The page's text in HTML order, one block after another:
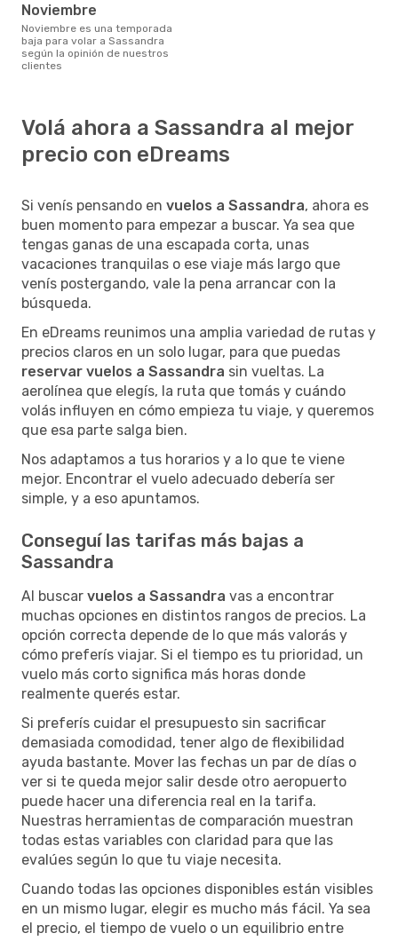
noviembre
noviembre es una temporada
baja para volar a Sassandra
según la opinión de nuestros
clientes
Volá ahora a Sassandra al mejor
precio con eDreams
Si venís pensando en vuelos a Sassandra, ahora es
buen momento para empezar a buscar. Ya sea que
tengas ganas de una escapada corta, unas
vacaciones tranquilas o ese viaje más largo que
venís postergando, vale la pena arrancar con la
búsqueda.
En eDreams reunimos una amplia variedad de rutas y
precios claros en un solo lugar, para que puedas
reservar vuelos a Sassandra sin vueltas. La
aerolínea que elegís, la ruta que tomás y cuándo
volás influyen en cómo empieza tu viaje, y queremos
que esa parte salga bien.
Nos adaptamos a tus horarios y a lo que te viene
mejor. Encontrar el vuelo adecuado debería ser
simple, y a eso apuntamos.
Conseguí las tarifas más bajas a
Sassandra
Al buscar vuelos a Sassandra vas a encontrar
muchas opciones en distintos rangos de precios. La
opción correcta depende de lo que más valorás y
cómo preferís viajar. Si el tiempo es tu prioridad, un
vuelo más corto significa más horas donde
realmente querés estar.
Si preferís cuidar el presupuesto sin sacrificar
demasiada comodidad, tener algo de flexibilidad
ayuda bastante. Mover las fechas un par de días o
ver si te queda mejor salir desde otro aeropuerto
puede hacer una diferencia real en la tarifa.
Nuestras herramientas de comparación muestran
todas estas variables con claridad para que las
evalúes según lo que tu viaje necesita.
Cuando todas las opciones disponibles están visibles
en un mismo lugar, elegir es mucho más fácil. Ya sea
el precio, el tiempo de vuelo o un equilibrio entre